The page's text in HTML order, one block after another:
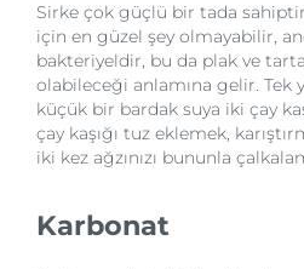
Sirke çok güçlü bir tada
için en güzel şey olmayabilir,
bakteriyeldir, bu da plak ve
olabileceği anlamına gelir. Tek
küçük bir bardak suya iki çay
çay kaşığı tuz eklemek,
iki kez ağzınızı bununla
Karbonat